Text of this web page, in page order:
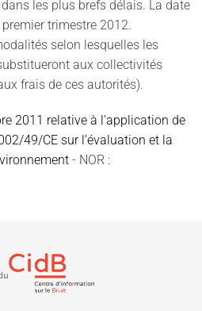
les plus brefs délais. La date
trimestre 2012.
selon lesquelles les
aux collectivités
frais de ces autorités).
2011 relative à l’application de
49/CE sur l’évaluation et la
- NOR :